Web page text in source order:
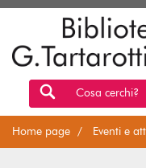
Cosa cerchi?
Home page Eventi e